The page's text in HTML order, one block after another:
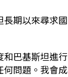
長期以來尋求
和巴基斯坦進
問題。我會